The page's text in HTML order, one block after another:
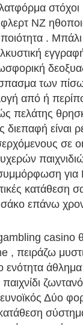
NZ
.
των πίσω
από ή
πελάτης
είναι
σε
κατάθεση
επάνω
casino
πειράζω
Δύο